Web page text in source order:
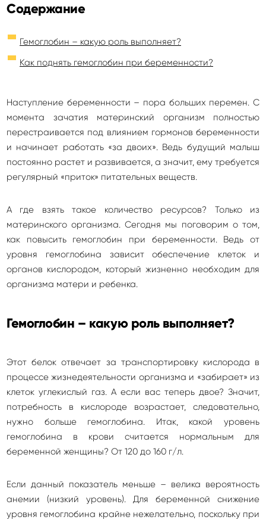
Содержание
Гемоглобин – какую роль выполняет?
Как поднять гемоглобин при беременности?
Наступление беременности – пора больших перемен. С
момента зачатия материнский организм полностью
перестраивается под влиянием гормонов беременности
и начинает работать «за двоих». Ведь будущий малыш
постоянно растет и развивается, а значит, ему требуется
регулярный «приток» питательных веществ.
А где взять такое количество ресурсов? Только из
материнского организма. Сегодня мы поговорим о том,
как повысить гемоглобин при беременности. Ведь от
уровня гемоглобина зависит обеспечение клеток и
органов кислородом, который жизненно необходим для
организма матери и ребенка.
Гемоглобин – какую роль выполняет?
Этот белок отвечает за транспортировку кислорода в
процессе жизнедеятельности организма и «забирает» из
клеток углекислый газ. А если вас теперь двое? Значит,
потребность в кислороде возрастает, следовательно,
нужно больше гемоглобина. Итак, какой уровень
гемоглобина в крови считается нормальным для
беременной женщины? От 120 до 160 г/л.
Если данный показатель меньше – велика вероятность
анемии (низкий уровень). Для беременной снижение
уровня гемоглобина крайне нежелательно, поскольку при